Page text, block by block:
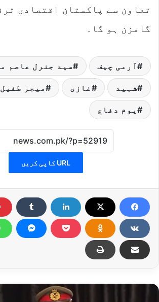
تعاون سے پاکستان اقتصادی
گامزن ہو گا۔
آرمی چیف سید جنرل عاصم
شہید غازی میجر
یوم دفاع
URL کاپی کریں